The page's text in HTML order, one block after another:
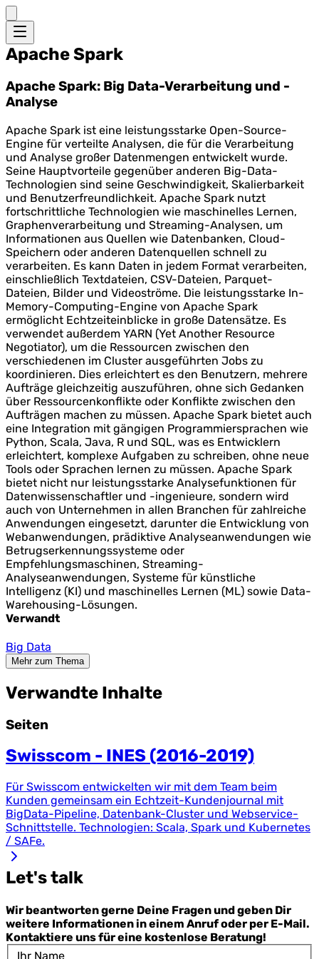
Apache Spark
Apache Spark: Big Data-Verarbeitung und -
Analyse
Apache Spark ist eine leistungsstarke Open-Source-
Engine für verteilte Analysen, die für die Verarbeitung
und Analyse großer Datenmengen entwickelt wurde.
Seine Hauptvorteile gegenüber anderen Big-Data-
Technologien sind seine Geschwindigkeit, Skalierbarkeit
und Benutzerfreundlichkeit. Apache Spark nutzt
fortschrittliche Technologien wie maschinelles Lernen,
Graphenverarbeitung und Streaming-Analysen, um
Informationen aus Quellen wie Datenbanken, Cloud-
Speichern oder anderen Datenquellen schnell zu
verarbeiten. Es kann Daten in jedem Format verarbeiten,
einschließlich Textdateien, CSV-Dateien, Parquet-
Dateien, Bilder und Videoströme. Die leistungsstarke In-
Memory-Computing-Engine von Apache Spark
ermöglicht Echtzeiteinblicke in große Datensätze. Es
verwendet außerdem YARN (Yet Another Resource
Negotiator), um die Ressourcen zwischen den
verschiedenen im Cluster ausgeführten Jobs zu
koordinieren. Dies erleichtert es den Benutzern, mehrere
Aufträge gleichzeitig auszuführen, ohne sich Gedanken
über Ressourcenkonflikte oder Konflikte zwischen den
Aufträgen machen zu müssen. Apache Spark bietet auch
eine Integration mit gängigen Programmiersprachen wie
Python, Scala, Java, R und SQL, was es Entwicklern
erleichtert, komplexe Aufgaben zu schreiben, ohne neue
Tools oder Sprachen lernen zu müssen. Apache Spark
bietet nicht nur leistungsstarke Analysefunktionen für
Datenwissenschaftler und -ingenieure, sondern wird
auch von Unternehmen in allen Branchen für zahlreiche
Anwendungen eingesetzt, darunter die Entwicklung von
Webanwendungen, prädiktive Analyseanwendungen wie
Betrugserkennungssysteme oder
Empfehlungsmaschinen, Streaming-
Analyseanwendungen, Systeme für künstliche
Intelligenz (KI) und maschinelles Lernen (ML) sowie Data-
Warehousing-Lösungen.
Verwandt
Big Data
Mehr zum Thema
Verwandte Inhalte
Seiten
Swisscom - INES (2016-2019)
Für Swisscom entwickelten wir mit dem Team beim
Kunden gemeinsam ein Echtzeit-Kundenjournal mit
BigData-Pipeline, Datenbank-Cluster und Webservice-
Schnittstelle. Technologien: Scala, Spark und Kubernetes
/ SAFe.
Let's talk
Wir beantworten gerne Deine Fragen und geben Dir
weitere Informationen in einem Anruf oder per E-Mail.
Kontaktiere uns für eine kostenlose Beratung!
Ihr Name